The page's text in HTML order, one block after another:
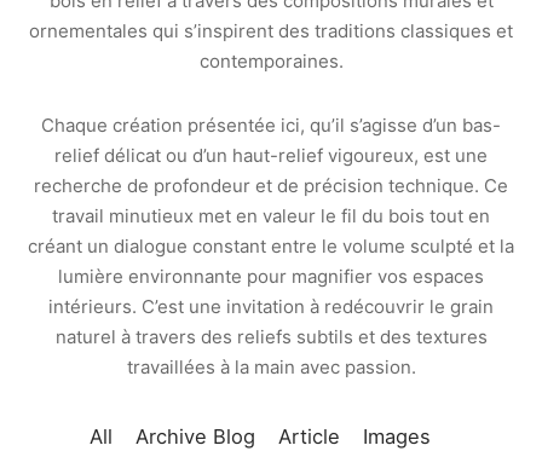
ornementales qui s’inspirent des traditions classiques et
contemporaines.
Chaque création présentée ici, qu’il s’agisse d’un bas-
relief délicat ou d’un haut-relief vigoureux, est une
recherche de profondeur et de précision technique. Ce
travail minutieux met en valeur le fil du bois tout en
créant un dialogue constant entre le volume sculpté et la
lumière environnante pour magnifier vos espaces
intérieurs. C’est une invitation à redécouvrir le grain
naturel à travers des reliefs subtils et des textures
travaillées à la main avec passion.
All Archive Blog Article
Images
au couteau
bosse